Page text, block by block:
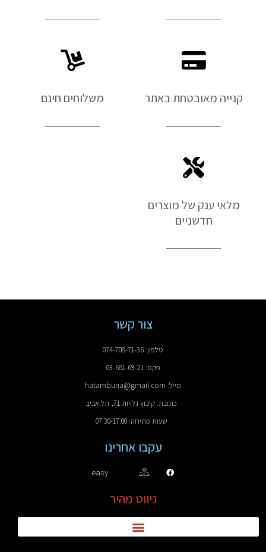
קנייה מאובטחת באתר משלוחים חינם
מלאי ענק של מוצרים
חדשניים
צור קשר
טלפון: 074-708-71-36
פקס: 03-681-69-21
מייל: hatamburia@gmail.com
כתובת: קיבוץ גלויות 71, תל אביב
שעות פתיחה: 07:30-17:00
עקבו אחרינו
easy
ניווט מהיר